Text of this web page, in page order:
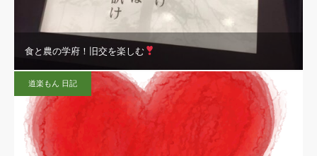
食と農の学府！旧交を楽しむ
道楽もん 日記